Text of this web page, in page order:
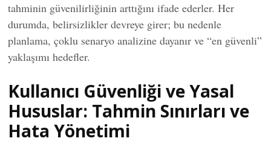
tahminin güvenilirliğinin arttığını ifade ederler. Her
durumda, belirsizlikler devreye girer; bu nedenle
planlama, çoklu senaryo analizine dayanır ve “en güvenli”
yaklaşımı hedefler.
Kullanıcı Güvenliği ve Yasal
Hususlar: Tahmin Sınırları ve
Hata Yönetimi